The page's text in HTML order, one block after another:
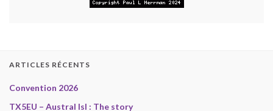
ARTICLES RÉCENTS
Convention 2026
TX5EU – Austral Isl : The story